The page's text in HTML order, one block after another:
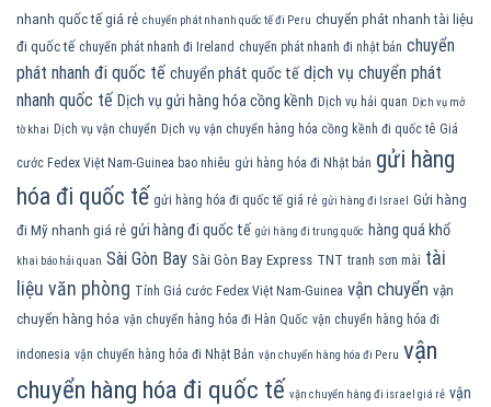
nhanh quốc tế giá rẻ chuyển phát nhanh quốc tế đi Peru chuyển phát nhanh tài liệu
đi quốc tế chuyển phát nhanh đi Ireland chuyển phát nhanh đi nhật bản chuyển
phát nhanh đi quốc tế chuyển phát quốc tế dịch vụ chuyển phát
nhanh quốc tế Dịch vụ gửi hàng hóa cồng kềnh Dịch vụ hải quan Dịch vụ mở
tờ khai Dịch vụ vận chuyển Dịch vụ vận chuyển hàng hóa cồng kềnh đi quốc tê Giá
cước Fedex Việt Nam-Guinea bao nhiêu gửi hàng hóa đi Nhật bản gửi hàng
hóa đi quốc tế gửi hàng hóa đi quốc tế giá rẻ gửi hàng đi Israel
Gửi hàng
đi Mỹ nhanh giá rẻ gửi hàng đi quốc tế gửi hàng đi trung quốc hàng quá khổ
khai báo hải quan Sài Gòn Bay Sài Gòn Bay Express TNT tranh sơn mài tài
liệu văn phòng Tính Giá cước Fedex Việt Nam-Guinea vận chuyển vận
chuyển hàng hóa vận chuyển hàng hóa đi Hàn Quốc vận chuyển hàng hóa đi
indonesia vận chuyển hàng hóa đi Nhật Bản vận chuyển hàng hóa đi Peru vận
chuyển hàng hóa đi quốc tế vận chuyển hàng đi israel giá rẻ vận